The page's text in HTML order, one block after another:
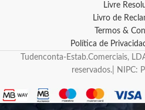
Livre
Livro de
Termos &
Política de
Tudenconta-Estab.Comerciais,
reservados.| NIPC: